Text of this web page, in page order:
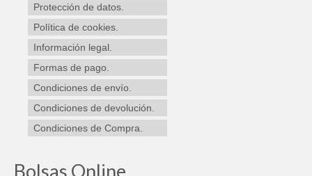
en
la
de
producto
Protección de datos.
Política de cookies.
Información legal.
Formas de pago.
Condiciones de envío.
Condiciones de devolución.
Condiciones de Compra.
Bolsas Online